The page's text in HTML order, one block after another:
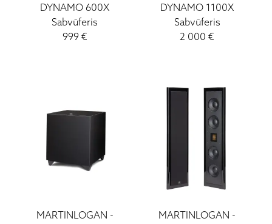
DYNAMO 600X
Sabvūferis
999€
DYNAMO 1100X
Sabvūferis
2 000 €
MARTINLOGAN -
MARTINLOGAN -